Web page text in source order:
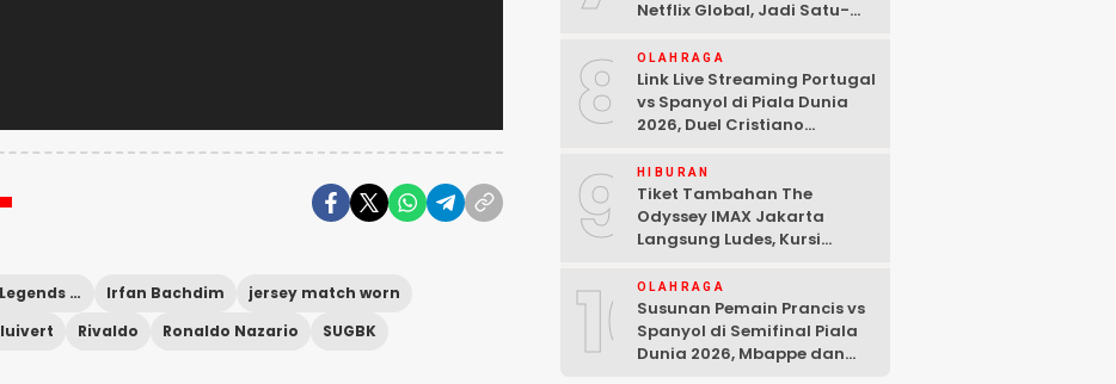
Clash of Legends 2026 Irfan Bachdim
jersey match worn
Rivaldo Ronaldo Nazario
SUGBK
Netflix Global, Jadi Satu-
8 OLAHRAGA
Link Live Streaming Portugal
vs Spanyol di Piala Dunia
2026, Duel Cristiano
9 HIBURAN
Tiket Tambahan The
Odyssey IMAX Jakarta
Langsung Ludes, Kursi
10OLAHRAGA
Susunan Pemain Prancis vs
Spanyol di Semifinal Piala
Dunia 2026, Mbappe dan